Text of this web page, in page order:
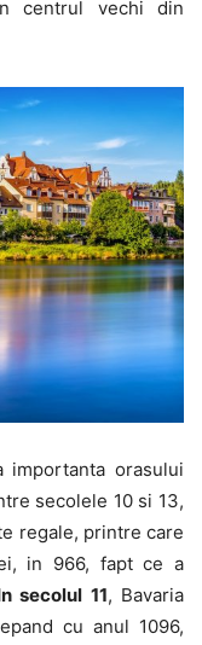
centrul vechi din
orasului
secolele 10 si 13,
regale, printre care
in 966, fapt ce a
secolul 11, Bavaria
cu anul 1096,